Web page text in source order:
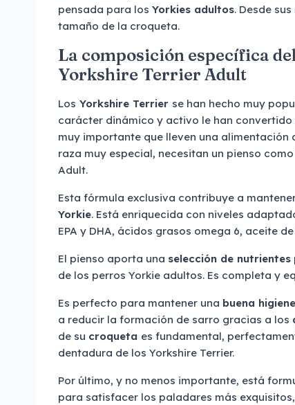
pensada para los Yorkies adultos. Desde
tamaño de la croqueta.
La composición específica
Yorkshire Terrier Adult
Los Yorkshire Terrier se han hecho muy
carácter dinámico y activo le han convertido
muy importante que lleven una alimentación
raza muy especial, necesitan un pienso
Adult.
Esta fórmula exclusiva contribuye a
Yorkie. Está enriquecida con niveles
EPA y DHA, ácidos grasos omega 6, aceite
El pienso aporta una selección de nutrientes
de los perros Yorkie adultos. Es completa y
Es perfecto para mantener una buena
a reducir la formación de sarro gracias a los
de su croqueta es fundamental,
dentadura de los Yorkshire Terrier.
Por último, y no menos importante, está
para satisfacer los paladares más